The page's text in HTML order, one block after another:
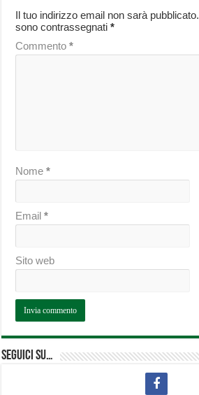
Il tuo indirizzo email non sarà pubblicato.
sono contrassegnati*
Commento*
Nome*
Email*
Sito web
Seguici su…